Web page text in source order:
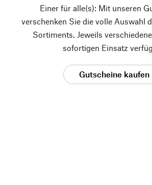
Einer für alle(s): Mit unseren
verschenken Sie die volle Auswahl
Sortiments. Jeweils
sofortigen Einsatz
Gutscheine kaufen